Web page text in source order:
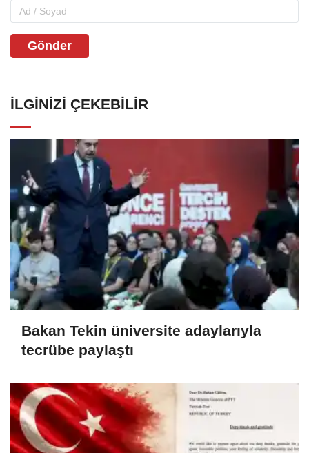
Gönder
İLGINIZI ÇEKEBILIR
Bakan Tekin üniversite adaylarıyla
tecrübe paylaştı